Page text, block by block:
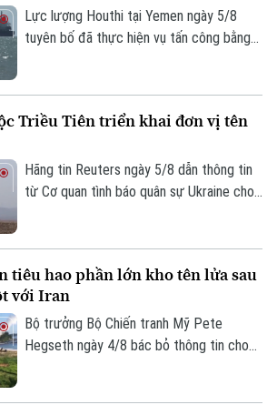
Lực lượng Houthi tại Yemen ngày 5/8
tuyên bố đã thực hiện vụ tấn công bằng
phong tỏa hàng hải mà nhóm này đang
đồng quốc tế.
Triều Tiên triển khai đơn vị tên
Hãng tin Reuters ngày 5/8 dẫn thông tin
từ Cơ quan tình báo quân sự Ukraine cho
trăm tên lửa đạn đạo nhằm hỗ trợ các
hoạt động quân sự của Moscow tại
Ukraine. Nga và Triều Tiên hiện chưa đưa
ra bình luận về thông tin này.
tiêu hao phần lớn kho tên lửa sau
với Iran
Bộ trưởng Bộ Chiến tranh Mỹ Pete
Hegseth ngày 4/8 bác bỏ thông tin cho